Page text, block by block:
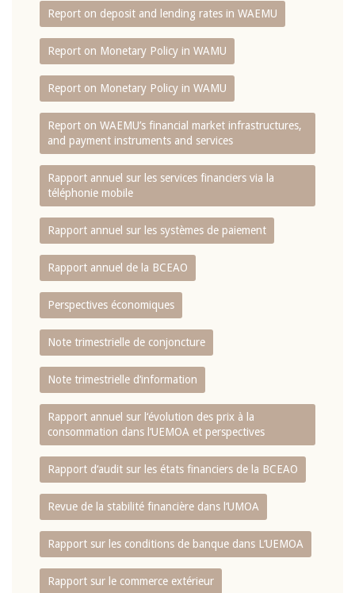
Report on deposit and lending rates in WAEMU
Report on Monetary Policy in WAMU
Report on Monetary Policy in WAMU
Report on WAEMU’s financial market infrastructures,
and payment instruments and services
Rapport annuel sur les services financiers via la
téléphonie mobile
Rapport annuel sur les systèmes de paiement
Rapport annuel de la BCEAO
Perspectives économiques
Note trimestrielle de conjoncture
Note trimestrielle d‘information
Rapport annuel sur l‘évolution des prix à la
consommation dans l‘UEMOA et perspectives
Rapport d‘audit sur les états financiers de la BCEAO
Revue de la stabilité financière dans l‘UMOA
Rapport sur les conditions de banque dans L‘UEMOA
Rapport sur le commerce extérieur